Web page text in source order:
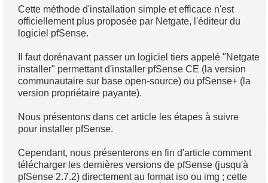
Cette méthode d'installation simple et efficace n'est
officiellement plus proposée par Netgate, l'éditeur du
logiciel pfSense.
Il faut dorénavant passer un logiciel tiers appelé "Netgate
installer" permettant d'installer pfSense CE (la version
communautaire sur base open-source) ou pfSense+ (la
version propriétaire payante).
Nous présentons dans cet article les étapes à suivre
pour installer pfSense.
Cependant, nous présenterons en fin d'article comment
télécharger les dernières versions de pfSense (jusqu'à
pfSense 2.7.2) directement au format iso ou img ; cette